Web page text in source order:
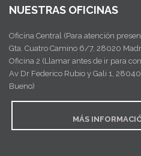
NUESTRAS OFICINAS
Oficina Central (Para atención
Gta. Cuatro Camino 6/7, 28020
Oficina 2 (Llamar antes de ir para
Av Dr Federico Rubio y Gali 1,
Bueno)
MÁS